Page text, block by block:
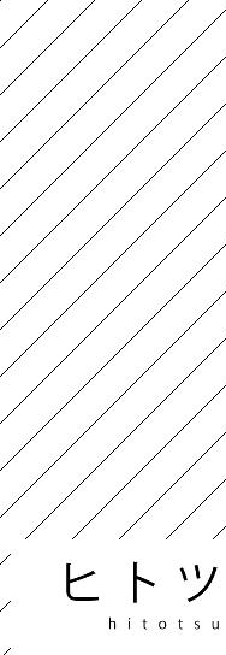
おでかけ, 旅行 津田